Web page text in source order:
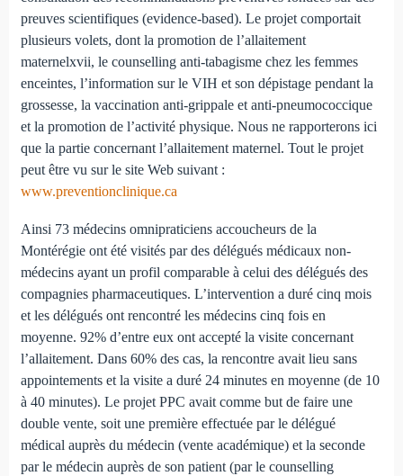
preuves scientifiques (evidence-based). Le projet comportait
plusieurs volets, dont la promotion de l’allaitement
maternelxvii, le counselling anti-tabagisme chez les femmes
enceintes, l’information sur le VIH et son dépistage pendant la
grossesse, la vaccination anti-grippale et anti-pneumococcique
et la promotion de l’activité physique. Nous ne rapporterons ici
que la partie concernant l’allaitement maternel. Tout le projet
peut être vu sur le site Web suivant :
www.preventionclinique.ca
Ainsi 73 médecins omnipraticiens accoucheurs de la
Montérégie ont été visités par des délégués médicaux non-
médecins ayant un profil comparable à celui des délégués des
compagnies pharmaceutiques. L’intervention a duré cinq mois
et les délégués ont rencontré les médecins cinq fois en
moyenne. 92% d’entre eux ont accepté la visite concernant
l’allaitement. Dans 60% des cas, la rencontre avait lieu sans
appointements et la visite a duré 24 minutes en moyenne (de 10
à 40 minutes). Le projet PPC avait comme but de faire une
double vente, soit une première effectuée par le délégué
médical auprès du médecin (vente académique) et la seconde
par le médecin auprès de son patient (par le counselling